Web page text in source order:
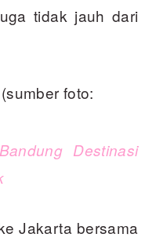
tidak jauh dari
foto:
Destinasi
Jakarta bersama